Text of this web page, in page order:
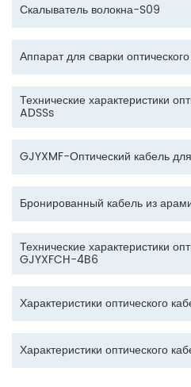
Скалыватель волокна-S09
Аппарат для сварки
Технические характеристики
ADSSs
GJYXMF-Оптический кабель
Бронированный кабель из
Технические характеристики
GJYXFCH-4B6
Характеристики оптического
Характеристики оптического